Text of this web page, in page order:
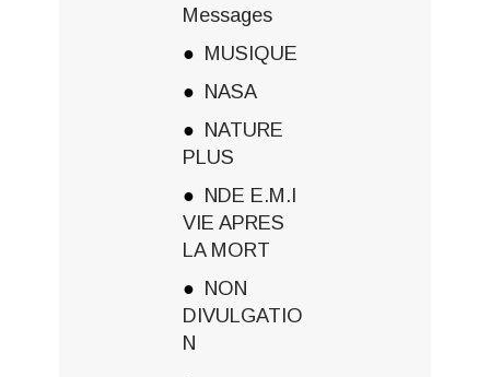
Messages
MUSIQUE
NASA
NATURE
PLUS
NDE E.M.I
VIE APRES
LA MORT
NON
DIVULGATIO
N